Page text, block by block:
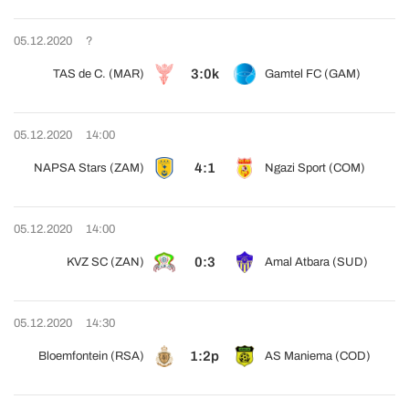
05.12.2020 ?
TAS de C. (MAR) 3:0k Gamtel FC (GAM)
05.12.2020 14:00
NAPSA Stars (ZAM) 4:1 Ngazi Sport (COM)
05.12.2020 14:00
KVZ SC (ZAN) 0:3 Amal Atbara (SUD)
05.12.2020 14:30
Bloemfontein (RSA) 1:2p AS Maniema (COD)